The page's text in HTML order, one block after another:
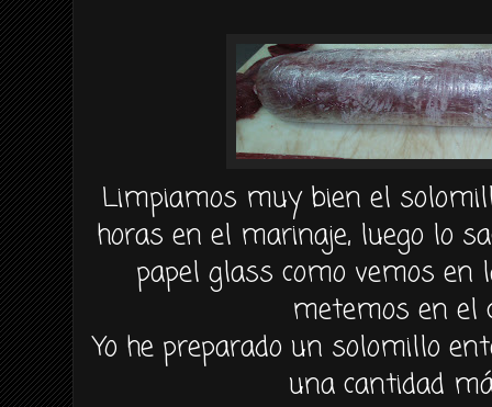
Limpiamos muy bien el
horas en el marinaje, luego lo
papel glass como vemos en
metemos en el
Yo he preparado un solomillo
una cantidad